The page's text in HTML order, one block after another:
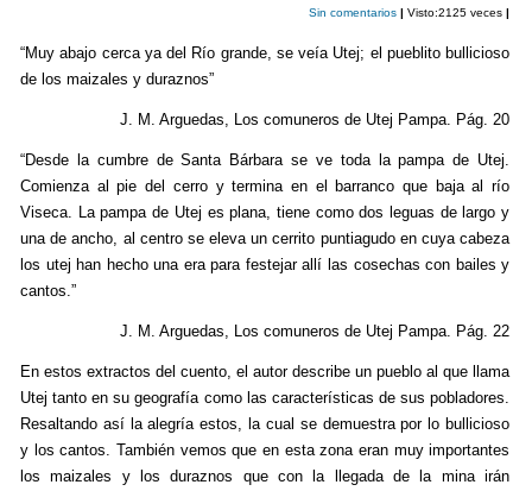
o
Sin comentarios| Visto:2125 veces|
“Muy abajo cerca ya del Río grande, se veía Utej; el pueblito bullicioso
de los maizales y duraznos”
J. M. Arguedas, Los comuneros de Utej Pampa. Pág. 20
“Desde la cumbre de Santa Bárbara se ve toda la pampa de Utej.
Comienza al pie del cerro y termina en el barranco que baja al río
Viseca. La pampa de Utej es plana, tiene como dos leguas de largo y
una de ancho, al centro se eleva un cerrito puntiagudo en cuya cabeza
los utej han hecho una era para festejar allí las cosechas con bailes y
cantos.”
J. M. Arguedas, Los comuneros de Utej Pampa. Pág. 22
En estos extractos del cuento, el autor describe un pueblo al que llama
Utej tanto en su geografía como las características de sus pobladores.
Resaltando así la alegría estos, la cual se demuestra por lo bullicioso
y los cantos. También vemos que en esta zona eran muy importantes
los maizales y los duraznos que con la llegada de la mina irán